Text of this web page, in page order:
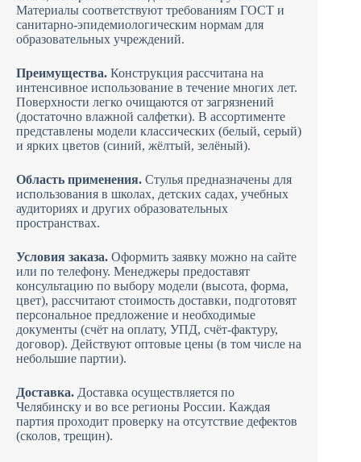
Материалы соответствуют требованиям ГОСТ и
санитарно-эпидемиологическим нормам для
образовательных учреждений.
Преимущества. Конструкция рассчитана на
интенсивное использование в течение многих лет.
Поверхности легко очищаются от загрязнений
(достаточно влажной салфетки). В ассортименте
представлены модели классических (белый, серый)
и ярких цветов (синий, жёлтый, зелёный).
Область применения. Стулья предназначены для
использования в школах, детских садах, учебных
аудиториях и других образовательных
пространствах.
Условия заказа. Оформить заявку можно на сайте
или по телефону. Менеджеры предоставят
консультацию по выбору модели (высота, форма,
цвет), рассчитают стоимость доставки, подготовят
персональное предложение и необходимые
документы (счёт на оплату, УПД, счёт-фактуру,
договор). Действуют оптовые цены (в том числе на
небольшие партии).
Доставка. Доставка осуществляется по
Челябинску и во все регионы России. Каждая
партия проходит проверку на отсутствие дефектов
(сколов, трещин).